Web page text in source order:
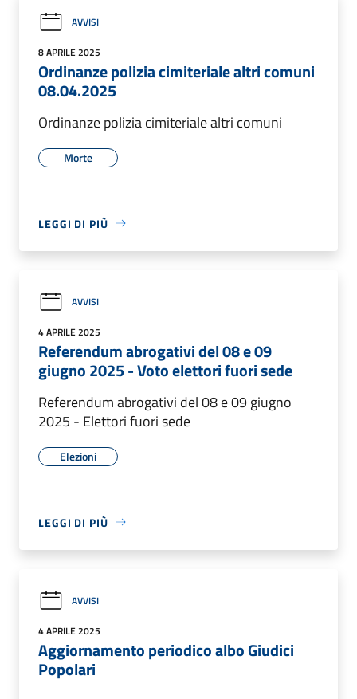
AVVISI
8 APRILE 2025
Ordinanze polizia cimiteriale altri comuni
08.04.2025
Ordinanze polizia cimiteriale altri comuni
Morte
LEGGI DI PIÙ
AVVISI
4 APRILE 2025
Referendum abrogativi del 08 e 09
giugno 2025 - Voto elettori fuori sede
Referendum abrogativi del 08 e 09 giugno
2025 - Elettori fuori sede
Elezioni
LEGGI DI PIÙ
AVVISI
4 APRILE 2025
Aggiornamento periodico albo Giudici
Popolari